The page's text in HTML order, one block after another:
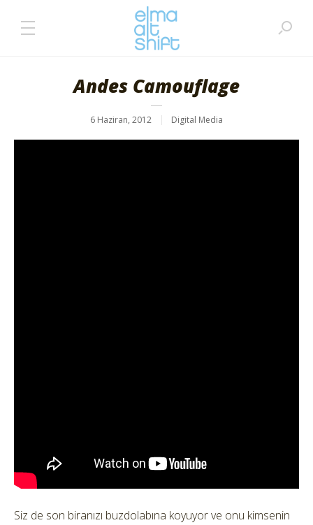
Andes Camouflage
6 Haziran, 2012 Digital Media
Siz de son biranızı buzdolabına koyuyor ve onu kimsenin